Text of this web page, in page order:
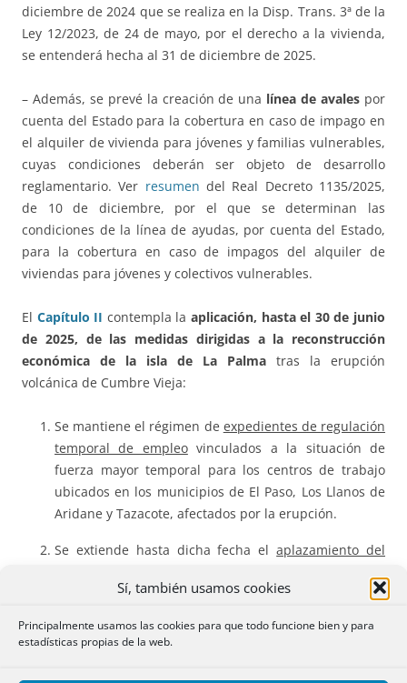
Sí, también usamos cookies
Principalmente usamos las cookies para que todo funcione bien y para
estadísticas propias de la web.
diciembre de 2024 que se realiza en la Disp. Trans. 3ª de la
Ley 12/2023, de 24 de mayo, por el derecho a la vivienda,
se entenderá hecha al 31 de diciembre de 2025.
– Además, se prevé la creación de una línea de avales por
cuenta del Estado para la cobertura en caso de impago en
el alquiler de vivienda para jóvenes y familias vulnerables,
cuyas condiciones deberán ser objeto de desarrollo
reglamentario. Ver resumen del Real Decreto 1135/2025,
de 10 de diciembre, por el que se determinan las
condiciones de la línea de ayudas, por cuenta del Estado,
para la cobertura en caso de impagos del alquiler de
viviendas para jóvenes y colectivos vulnerables.
El Capítulo II contempla laaplicación, hasta el 30 de junio
de 2025, de las medidas dirigidas a la reconstrucción
económica de la isla de La Palma tras la erupción
volcánica de Cumbre Vieja:
Se mantiene el régimen de expedientes de regulación
temporal de empleovinculados a la situación de
fuerza mayor temporal para los centros de trabajo
ubicados en los municipios de El Paso, Los Llanos de
Aridane y Tazacote, afectados por la erupción.
Se extiende hasta dicha fecha elaplazamiento del
autónomos afectados en su actividad por la erupción
trabajadores autónomos que se han visto obligados a